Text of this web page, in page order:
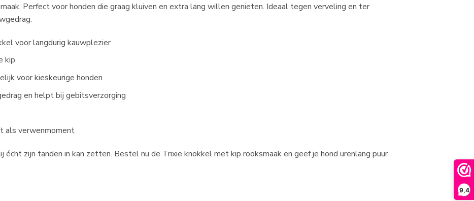
9,4
Perfect voor honden die graag kluiven en extra lang willen genieten. Ideaal tegen verveling en ter
voor langdurig kauwplezier
kip
voor kieskeurige honden
en helpt bij gebitsverzorging
als verwenmoment
écht zijn tanden in kan zetten. Bestel nu de Trixie knokkel met kip rooksmaak en geef je hond urenlang puur